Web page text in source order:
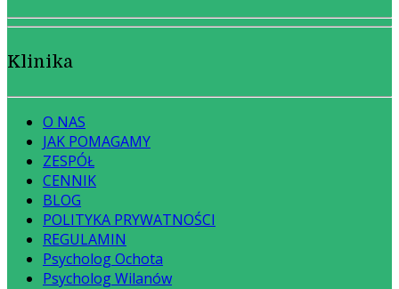
Klinika
O NAS
JAK POMAGAMY
ZESPÓŁ
CENNIK
BLOG
POLITYKA PRYWATNOŚCI
REGULAMIN
Psycholog Ochota
Psycholog Wilanów